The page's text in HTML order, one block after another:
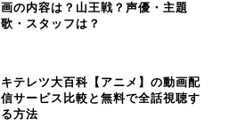
画の内容は？山王戦？声優・主題
歌・スタッフは？
キテレツ大百科【アニメ】の動画配
信サービス比較と無料で全話視聴す
る方法